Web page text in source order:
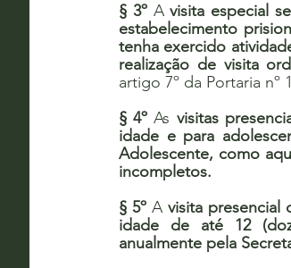
§ 3º A visita especial
estabelecimento
tenha exercido
realização de visita
artigo 7º da Portaria nº
§ 4º As visitas
idade e para
Adolescente, como
incompletos.
§ 5º A visita presencial
idade de até 12
anualmente pela